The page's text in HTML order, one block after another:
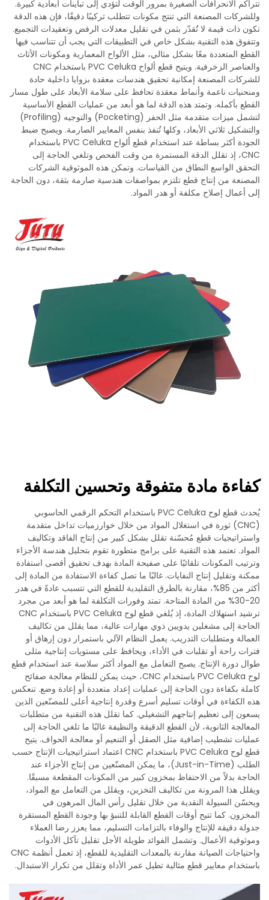
تتراكم الانحرافات الصغيرة بمرور الوقت لتؤدي إلى تباينات أبعادية كبيرة.
وللشركات المصنعة التي تنتج مكونات تتطلب تركيبًا دقيقًا، فإن هذه الدقة
تكون ذات قيمة لا تُقدّر بثمن في تقليل معدلات الرفض وتعقيدات التجميع.
وتتفوق هذه التقنية بشكل خاص في التطبيقات التي يجب أن تتناسب فيها
القطع المتعددة معًا بشكل مثالي، مثل الألواح المعمارية ومكونات الأثاث
والعناصر الزخرفية. ويتيح قطع ألواح PVC Celuka باستخدام CNC
للشركات المصنعة إمكانية تحقيق هندسات معقدة بزوايا داخلية حادة
ومنحنيات ناعمة وأنماط معقدة تحافظ على سلامة الأبعاد على طول مسار
القطع بأكمله. وتمتد هذه الدقة لما هو أبعد من عمليات القطع الأساسية
لتشمل ميزات متقدمة مثل الحفر (Pocketing) والتوجيه (Profiling)
والتشكيل ثلاثي الأبعاد، وكلها تُنفذ بنفس المعايير الصارمة. ويصبح ضبط
الجودة أكثر بساطة عند استخدام قطع ألواح PVC Celuka باستخدام
CNC، إذ تقلل الدقة المستمرة من وقت الفحص وتلغي الحاجة إلى
التحقق الواسع النطاق من القياسات. وتمكن هذه الموثوقية الشركات
المصنعة من إنتاج قطع تلتزم بمواصفات هندسية صارمة بثقة، دون الحاجة
إلى أعمال إصلاح مكلفة أو هدر المواد.
كفاءة مادة متفوقة وتحسين التكلفة
يُحدث قطع لوح PVC Celuka باستخدام التحكم الرقمي الحاسوبي
(CNC) ثورة في استغلال المواد من خلال خوارزميات تداخل متقدمة
واستراتيجيات قطع مُحسّنة تقلل بشكل كبير من إنتاج الفاقد وتكاليف
المواد. تعتمد هذه التقنية على برامج متطورة تقوم بتحليل هندسة الأجزاء
وترتيب المكونات تلقائيًا على صفيحة المادة بهدف تحقيق أقصى استفادة
ممكنة وتقليل إنتاج النفايات. غالبًا ما تصل كفاءة الاستفادة من المادة إلى
أكثر من 85%، مقارنة بالطرق التقليدية للقطع التي تتسبب عادةً في هدر
20-30% من المادة المتاحة. تمتد وفورات التكلفة لما هو أبعد من مجرد
ترشيد استهلاك المادة، إذ يُلغي قطع لوح PVC Celuka باستخدام CNC
الحاجة إلى مشغلين يدويين ذوي مهارات عالية، مما يقلل من تكاليف
العمالة ومتطلبات التدريب. يعمل النظام الآلي باستمرار دون إرهاق أو
فترات راحة أو تقلبات في الأداء، ويحافظ على مستويات إنتاجية مثلى
طوال دورة الإنتاج. يصبح التعامل مع المواد أكثر سلاسة عند استخدام قطع
لوح PVC Celuka باستخدام CNC، حيث يمكن للنظام معالجة صفائح
كاملة بكفاءة دون الحاجة إلى عمليات إعداد متعددة أو إعادة وضع. تنعكس
هذه الكفاءة في أوقات تسليم أسرع وقدرة إنتاجية أعلى للمصنّعين الذين
يسعون إلى تعظيم إنتاجهم التشغيلي. كما تقلل هذه التقنية من متطلبات
المعالجة الثانوية، لأن القطع الدقيقة والنظيفة غالبًا ما تلغي الحاجة إلى
عمليات تشطيب إضافية مثل الصقل أو التنعيم أو معالجة الحواف. يتيح
قطع لوح PVC Celuka باستخدام CNC اعتماد استراتيجيات الإنتاج حسب
الطلب (Just-in-Time)، ما يمكن المصنّعين من إنتاج الأجزاء عند
الحاجة بدلاً من الاحتفاظ بمخزون كبير من المكونات المقطعة مسبقًا.
ويقلل هذا المرونة من تكاليف التخزين، ويقلل من التعامل مع المواد،
ويحسّن السيولة النقدية من خلال تقليل رأس المال المرهون في
المخزون. كما تتيح أوقات القطع القابلة للتنبؤ بها وجودة القطع المستقرة
جدولة دقيقة للإنتاج والوفاء بالتزامات التسليم، مما يعزز رضا العملاء
وموثوقية الأعمال. وتشمل الفوائد طويلة الأجل تقليل تآكل الأدوات
واحتياجات الصيانة مقارنة بالمعدات التقليدية للقطع، إذ تعمل أنظمة CNC
باستخدام معايير قطع مثالية تطيل عمر الأداة وتقلل من تكرار الاستبدال.